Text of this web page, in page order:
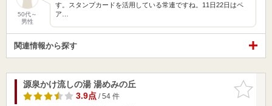
50代～
男性
す。スタンプカードを活用している常連ですね。11日22日はペ
ア…
関連情報から探す
お気に入
りに追加
源泉かけ流しの湯 湯めみの丘
3.9点/ 54 件